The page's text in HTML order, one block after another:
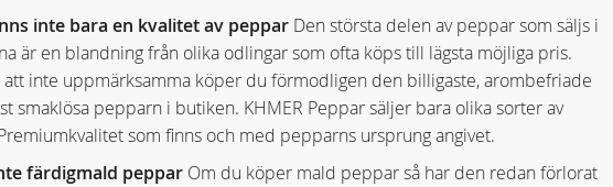
inte bara en kvalitet av peppar Den största delen av peppar som säljs i
är en blandning från olika odlingar som ofta köps till lägsta möjliga pris.
att inte uppmärksamma köper du förmodligen den billigaste, arombefriade
smaklösa pepparn i butiken. KHMER Peppar säljer bara olika sorter av
som finns och med pepparns ursprung angivet.
färdigmald peppar Om du köper mald peppar så har den redan förlorat